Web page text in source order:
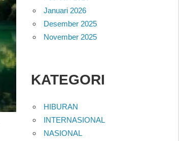
Januari 2026
Desember 2025
November 2025
KATEGORI
HIBURAN
INTERNASIONAL
NASIONAL